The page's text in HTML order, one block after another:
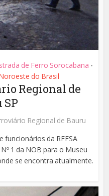
de Ferro Sorocabana •
do Brasil
Regional de
SP
Regional de Bauru
funcionários da RFFSA
1 da NOB para o Museu
se encontra atualmente.